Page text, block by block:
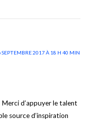
SEPTEMBRE 2017 À 18 H 40 MIN
d’appuyer le talent
source d’inspiration